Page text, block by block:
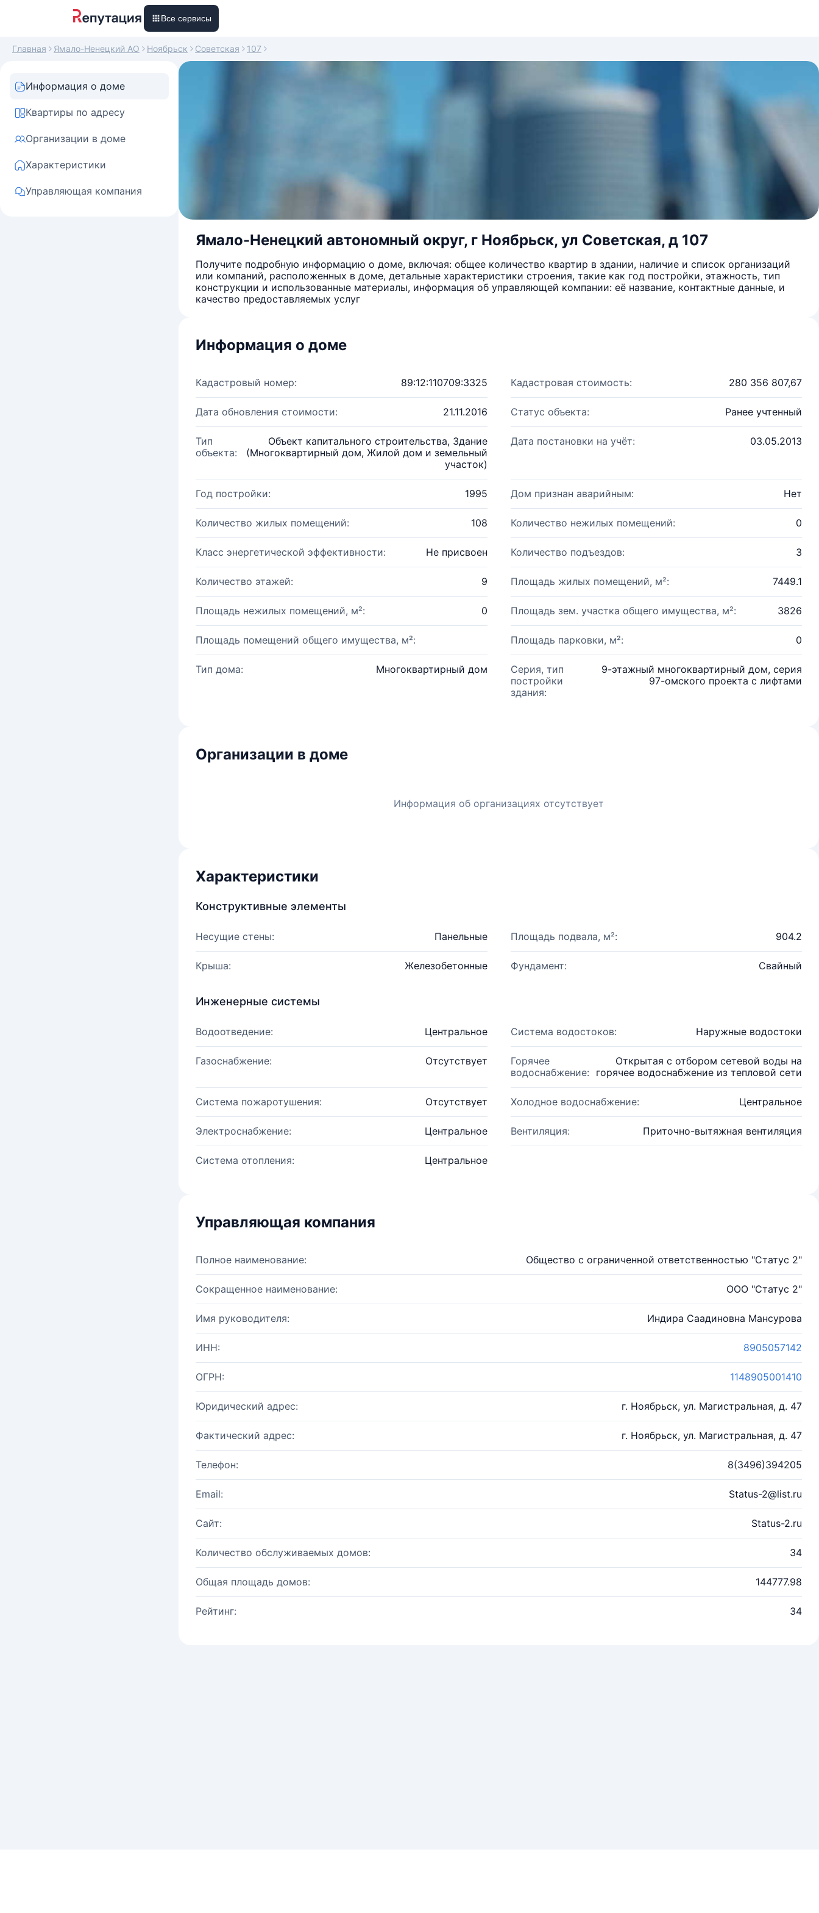
Все сервисы
Главная Ямало-Ненецкий АО Ноябрьск Советская 107
Информация о доме
Квартиры по адресу
Организации в доме
Характеристики
Управляющая компания
Ямало-Ненецкий автономный округ, г Ноябрьск, ул Советская, д 107
Получите подробную информацию о доме, включая: общее количество квартир в здании, наличие и список организаций
или компаний, расположенных в доме, детальные характеристики строения, такие как год постройки, этажность, тип
конструкции и использованные материалы, информация об управляющей компании: её название, контактные данные, и
качество предоставляемых услуг
Информация о доме
Кадастровый номер: 89:12:110709:3325 Кадастровая стоимость: 280 356 807,67
Дата обновления стоимости: 21.11.2016 Статус объекта: Ранее учтенный
Тип
объекта:
Объект капитального строительства, Здание
(Многоквартирный дом, Жилой дом и земельный
участок)
Дата постановки на учёт: 03.05.2013
Год постройки: 1995 Дом признан аварийным: Нет
Количество жилых помещений: 108 Количество нежилых помещений: 0
Класс энергетической эффективности: Не присвоен Количество подъездов: 3
Количество этажей: 9 Площадь жилых помещений, м²: 7449.1
Площадь нежилых помещений, м²: 0 Площадь зем. участка общего имущества, м²: 3826
Площадь помещений общего имущества, м²: Площадь парковки, м²: 0
Тип дома: Многоквартирный дом
Серия, тип
постройки
здания:
9-этажный многоквартирный дом, серия
97-омского проекта с лифтами
Организации в доме
Информация об организациях отсутствует
Характеристики
Конструктивные элементы
Несущие стены: Панельные Площадь подвала, м²: 904.2
Крыша: Железобетонные Фундамент: Свайный
Инженерные системы
Водоотведение: Центральное Система водостоков: Наружные водостоки
Газоснабжение: Отсутствует
Горячее
водоснабжение:
Открытая с отбором сетевой воды на
горячее водоснабжение из тепловой сети
Система пожаротушения: Отсутствует Холодное водоснабжение: Центральное
Электроснабжение: Центральное Вентиляция: Приточно-вытяжная вентиляция
Система отопления: Центральное
Управляющая компания
Полное наименование: Общество с ограниченной ответственностью "Статус 2"
Сокращенное наименование: ООО "Статус 2"
Имя руководителя: Индира Саадиновна Мансурова
ИНН: 8905057142
ОГРН: 1148905001410
Юридический адрес: г. Ноябрьск, ул. Магистральная, д. 47
Фактический адрес: г. Ноябрьск, ул. Магистральная, д. 47
Телефон: 8(3496)394205
Email: Status-2@list.ru
Сайт: Status-2.ru
Количество обслуживаемых домов: 34
Общая площадь домов: 144777.98
Рейтинг: 34